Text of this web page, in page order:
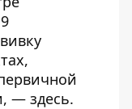
— здесь.